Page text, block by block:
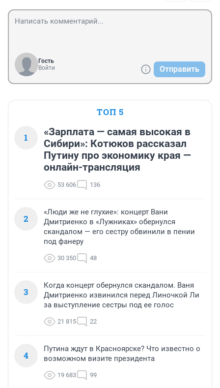
Гость
Войти
Отправить
ТОП 5
1
«Зарплата — самая высокая в
Сибири»: Котюков рассказал
Путину про экономику края —
онлайн-трансляция
53 606 136
2
«Люди же не глухие»: концерт Вани
Дмитриенко в «Лужниках» обернулся
скандалом — его сестру обвинили в пении
под фанеру
30 350 48
3
Когда концерт обернулся скандалом. Ваня
Дмитриенко извинился перед Линочкой Ли
за выступление сестры под ее голос
21 815 22
4
Путина ждут в Красноярске? Что известно о
возможном визите президента
19 683 99